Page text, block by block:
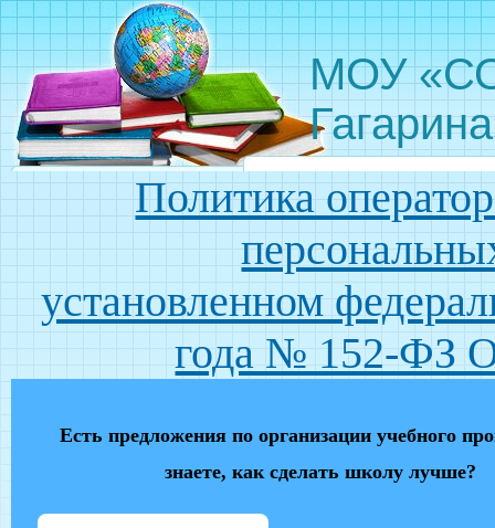
МОУ
Политика
установленном
года № 152-ФЗ
Есть предложения по организации учебного
знаете, как сделать школу лучше?